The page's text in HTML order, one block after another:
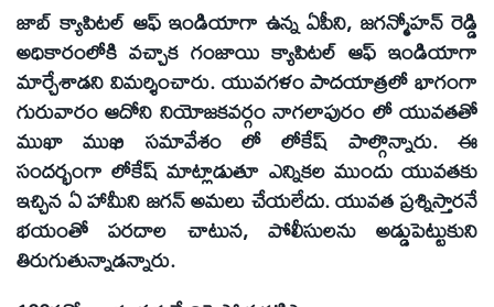
జాబ్ క్యాపిటల్ ఆఫ్ ఇండియాగా ఉన్న ఏపీని, జగన్మోహన్ రెడ్డి
అధికారంలోకి వచ్చాక గంజాయి క్యాపిటల్ ఆఫ్ ఇండియాగా
మార్చేశాడని విమర్శించారు. యువగళం పాదయాత్రలో భాగంగా
గురువారం ఆదోని నియోజకవర్గం నాగలాపురం లో యువతతో
ముఖా ముఖి సమావేశం లో లోకేష్ పాల్గొన్నారు. ఈ
సందర్భంగా లోకేష్ మాట్లాడుతూ ఎన్నికల ముందు యువతకు
ఇచ్చిన ఏ హామీని జగన్ అమలు చేయలేదు. యువత ప్రశ్నిస్తారనే
భయంతో పరదాల చాటున, పోలీసులను అడ్డుపెట్టుకుని
తిరుగుతున్నాడన్నారు.